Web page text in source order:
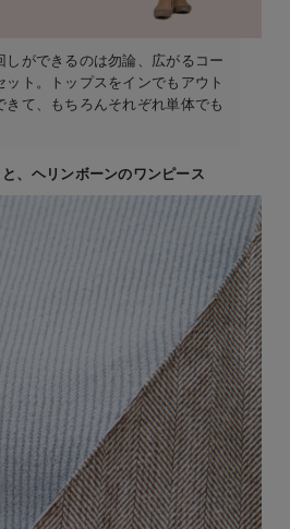
しができるのは勿論、広がるコー
ット。トップスをインでもアウト
きて、もちろんそれぞれ単体でも
、ヘリンボーンのワンピース